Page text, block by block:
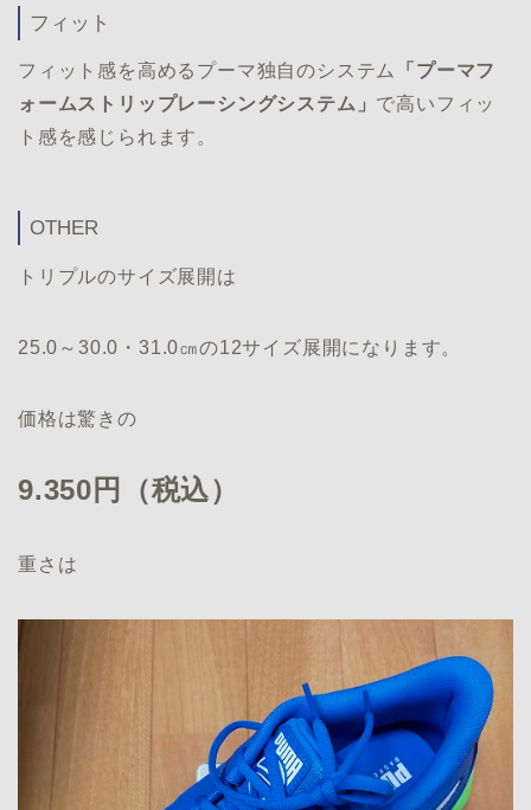
フィット
フィット感を高めるプーマ独自のシステム
「プーマフ
ォームストリップレーシングシステム」 で高いフィッ
ト感を感じられます。
OTHER
トリプルのサイズ展開は
25.0～30.0・31.0㎝の12サイズ展開になります。
価格は驚きの
9.350円（税込）
重さは